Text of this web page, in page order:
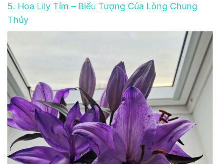
5. Hoa Lily Tím – Biểu Tượng Của Lòng Chung
Thủy